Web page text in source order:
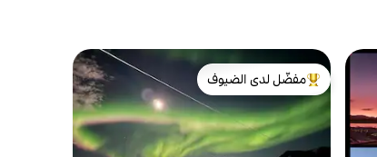
من أبرز البيوت المفضّلة لدى الضيوف
مفضّل لدى الضيوف